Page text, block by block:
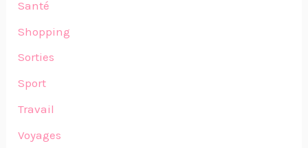
Santé
Shopping
Sorties
Sport
Travail
Voyages